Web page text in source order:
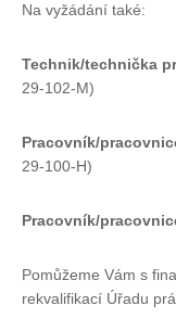
Na vyžádání také:
Technik/technička
29-102-M)
Pracovník/
29-100-H)
Pracovník/
Pomůžeme Vám s
rekvalifikací Úřadu